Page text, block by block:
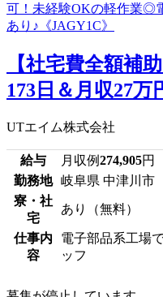
【社宅費全額補
173日＆月収27
UTエイム株式会社
給与 月収例274,905円
勤務地 岐阜県 中津川市
寮・社
宅
あり（無料）
仕事内
容
電子部品系工場
ッフ